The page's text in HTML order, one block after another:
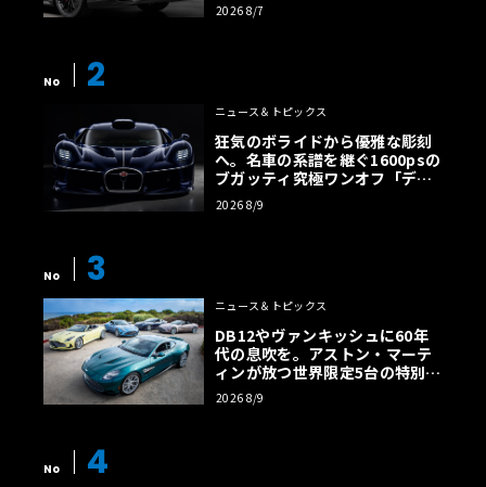
2026 8/7
No 2
ニュース＆トピックス
狂気のボライドから優雅な彫刻
へ。名車の系譜を継ぐ1600psの
ブガッティ究極ワンオフ「デス
トリエ」
2026 8/9
No 3
ニュース＆トピックス
DB12やヴァンキッシュに60年
代の息吹を。アストン・マーテ
ィンが放つ世界限定5台の特別コ
レクション
2026 8/9
No 4